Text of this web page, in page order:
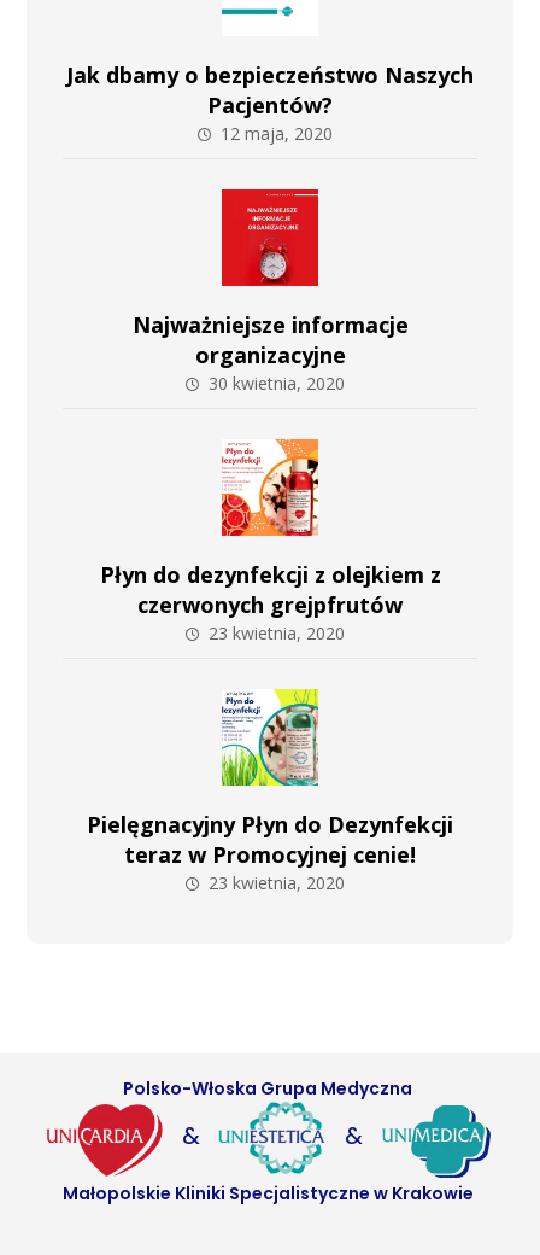
Jak dbamy o bezpieczeństwo Naszych
Pacjentów?
12 maja, 2020
Najważniejsze informacje
organizacyjne
30 kwietnia, 2020
Płyn do dezynfekcji z olejkiem z
czerwonych grejpfrutów
23 kwietnia, 2020
Pielęgnacyjny Płyn do Dezynfekcji
teraz w Promocyjnej cenie!
23 kwietnia, 2020
Polsko-Włoska Grupa Medyczna
& &
Małopolskie Kliniki Specjalistyczne w Krakowie